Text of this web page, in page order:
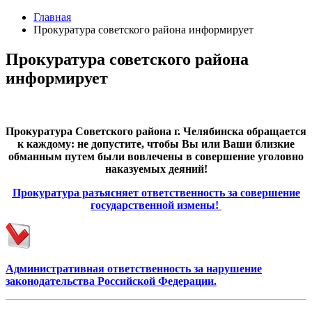
Главная
Прокуратура советского района информирует
Прокуратура советского района
информирует
Прокуратура Советского района г. Челябинска обращается
к каждому: не допустите, чтобы Вы или Ваши близкие
обманным путем были вовлечены в совершение уголовно
наказуемых деяний!
Прокуратура разъясняет ответственность за совершение
государственной измены!
Административная ответственность за нарушение
законодательства Российской Федерации.